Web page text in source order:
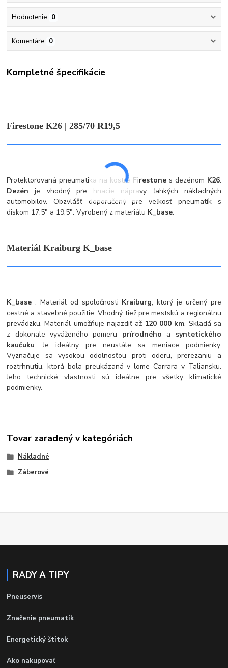
Hodnotenie 0
Komentáre 0
Kompletné špecifikácie
Firestone K26 | 285/70 R19,5
Protektorovaná pneumatika na kostre Firestones dezénom K26.
Dezén je vhodný pre hnacie nápravy ľahkých nákladných
automobilov. Obzvlášť doporučený pre veľkosť pneumatík s
diskom 17,5" a 19,5". Vyrobený z materiálu K_base.
Materiál Kraiburg K_base
K_base : Materiál od spoločnosti Kraiburg, ktorý je určený pre
cestné a stavebné použitie. Vhodný tiež pre mestskú a regionálnu
prevádzku. Materiál umožňuje najazdiť až 120 000 km. Skladá sa
z dokonale vyváženého pomeru prírodného a syntetického
kaučuku. Je ideálny pre neustále sa meniace podmienky.
Vyznačuje sa vysokou odolnosťou proti oderu, prerezaniu a
roztrhnutiu, ktorá bola preukázaná v lome Carrara v Taliansku.
Jeho technické vlastnosti sú ideálne pre všetky klimatické
podmienky.
Tovar zaradený v kategóriách
Nákladné
Záberové
RADY A TIPY
Pneuservis
Značenie pneumatík
Energetický štítok
Ako nakupovať